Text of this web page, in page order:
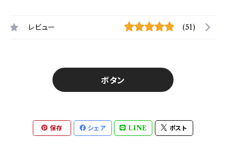
レビュー (51)
ボタン
保存 シェア LINE ポスト